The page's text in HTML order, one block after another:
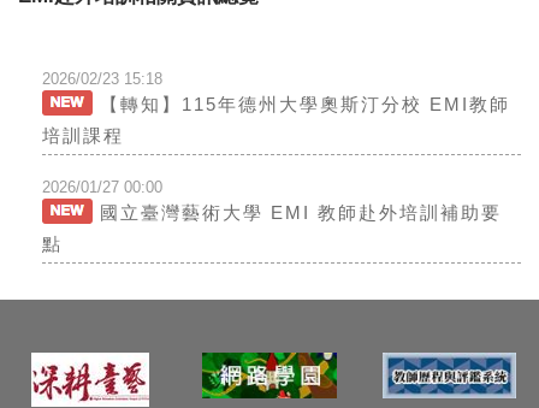
2026/02/23 15:18
【轉知】115年德州大學奧斯汀分校 EMI教師
培訓課程
2026/01/27 00:00
國立臺灣藝術大學 EMI 教師赴外培訓補助要
點